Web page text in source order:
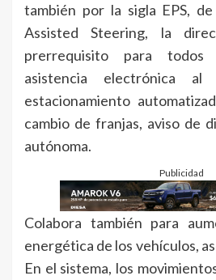
también por la sigla EPS,
Assisted Steering, la
prerrequisito para
asistencia electrónica al
estacionamiento
cambio de franjas, aviso de
autónoma.
Publicidad
Colabora también para
energética de los vehículos,
En el sistema, los